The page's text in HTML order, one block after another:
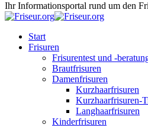
Ihr Informationsportal rund um den
Start
Frisuren
Frisurentest und -
Brautfrisuren
Damenfrisuren
Kurzhaarfrisuren
Kurzhaarfrisuren-
Langhaarfrisuren
Kinderfrisuren